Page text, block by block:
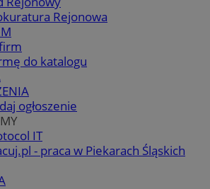
Rejonowa
do katalogu
ogłoszenie
IT
- praca w Piekarach Śląskich